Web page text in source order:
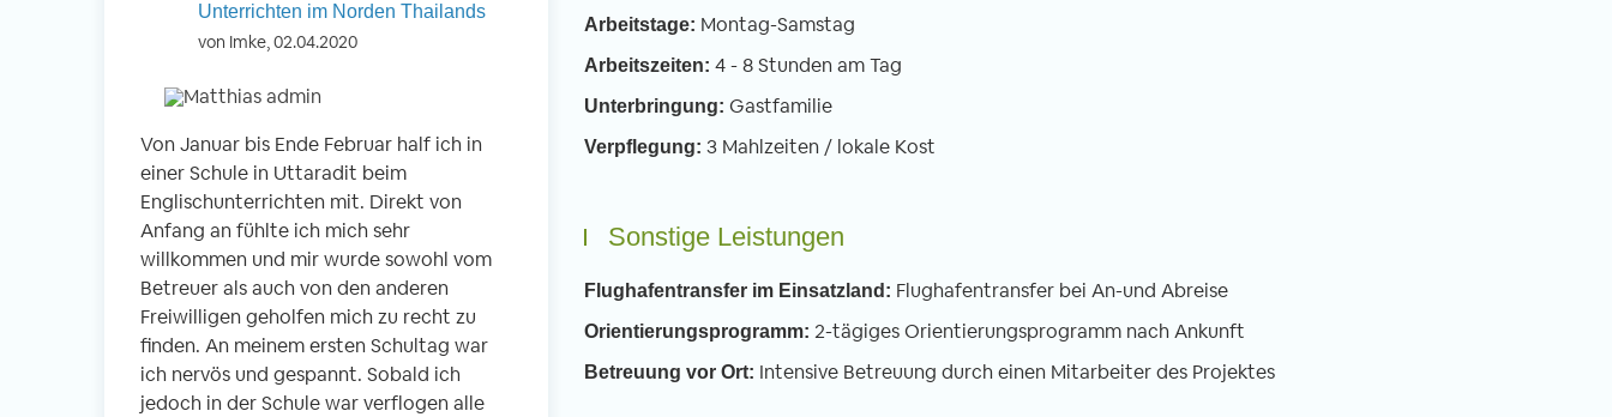
Unterrichten im Norden Thailands
von Imke, 02.04.2020
Von Januar bis Ende Februar half ich in
einer Schule in Uttaradit beim
Englischunterrichten mit. Direkt von
Anfang an fühlte ich mich sehr
willkommen und mir wurde sowohl vom
Betreuer als auch von den anderen
Freiwilligen geholfen mich zu recht zu
finden. An meinem ersten Schultag war
ich nervös und gespannt. Sobald ich
jedoch in der Schule war verflogen alle
Arbeitstage: Montag-Samstag
Arbeitszeiten: 4 - 8 Stunden am Tag
Unterbringung: Gastfamilie
Verpflegung: 3 Mahlzeiten / lokale Kost
Sonstige Leistungen
Flughafentransfer im Einsatzland: Flughafentransfer bei An-und Abreise
Orientierungsprogramm: 2-tägiges Orientierungsprogramm nach Ankunft
Betreuung vor Ort: Intensive Betreuung durch einen Mitarbeiter des Projektes